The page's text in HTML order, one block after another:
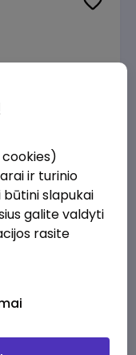
LT)
cookies)
ir turinio
būtini slapukai
galite valdyti
rasite